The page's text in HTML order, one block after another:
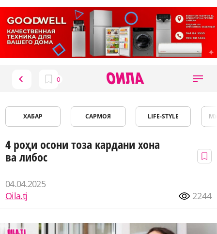
ХАБАР САРМОЯ LIFE-STYLE
4 роҳи осони тоза кардани хона
ва либос
04.04.2025
Oila.tj
2244